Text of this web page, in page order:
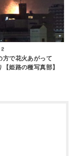
方で花火あがって
姫路の種写真部】